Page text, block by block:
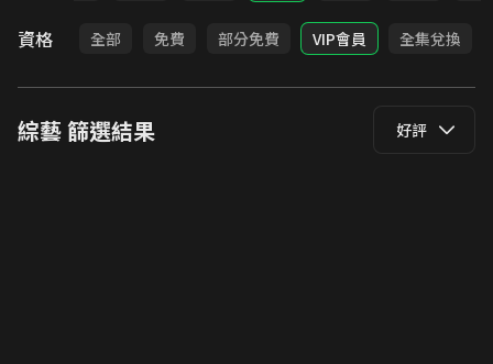
資格 全部 免費 部分免費 VIP會員 全集兌換
綜藝篩選結果 好評